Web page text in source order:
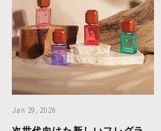
Jan 29, 2026